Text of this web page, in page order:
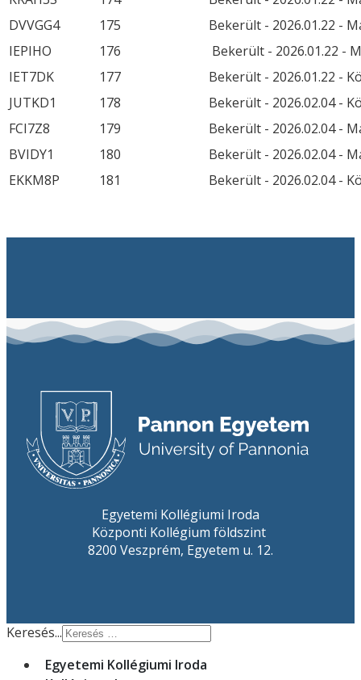
DVVGG4
175
Bekerült - 2026.01.22 -
IEPIHO
176
Bekerült - 2026.01.22 -
IET7DK
177
Bekerült - 2026.01.22 -
JUTKD1
178
Bekerült - 2026.02.04 -
FCI7Z8
179
Bekerült - 2026.02.04 -
BVIDY1
180
Bekerült - 2026.02.04 -
EKKM8P
181 Bekerült - 2026.02.04 -
Egyetemi Kollégiumi Iroda
Központi Kollégium földszint
8200 Veszprém, Egyetem u. 12.
Keresés...
Egyetemi Kollégiumi Iroda